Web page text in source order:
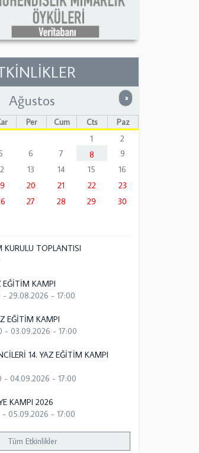
»Sonraki
Ağustos
Per Cum Cts
Paz
1
2
6 7 8
9
13 14 15
16
20 21 22
23
27 28 29
30
TOPLANTISI
EĞİTİM KAMPI
-29.08.2026 - 17:00
EĞİTİM KAMPI
-03.09.2026 - 17:00
14. YAZ EĞİTİM KAMPI
-04.09.2026 - 17:00
KAMPI 2026
-05.09.2026 - 17:00
Tüm Etkinlikler